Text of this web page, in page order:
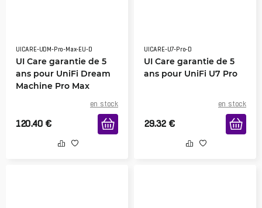
UICARE-UDM-Pro-Max-EU-D
UI Care garantie de 5
ans pour UniFi Dream
Machine Pro Max
en stock
120.40 €
UICARE-U7-Pro-D
UI Care garantie de 5
ans pour UniFi U7 Pro
en stock
29.32 €